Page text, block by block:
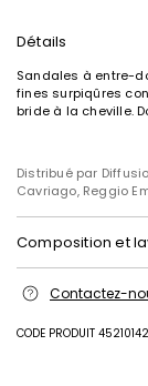
Détails
Sandales à entre-
fines surpiqûres
bride à la cheville.
Distribué par
Cavriago, Reggio
Composition et
Contactez-
CODE PRODUIT